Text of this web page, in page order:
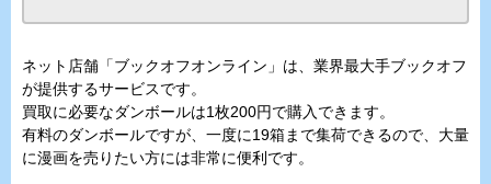
ネット店舗「ブックオフオンライン」は、業界最大手ブックオフ
が提供するサービスです。
買取に必要なダンボールは1枚200円で購入できます。
有料のダンボールですが、一度に19箱まで集荷できるので、大量
に漫画を売りたい方には非常に便利です。